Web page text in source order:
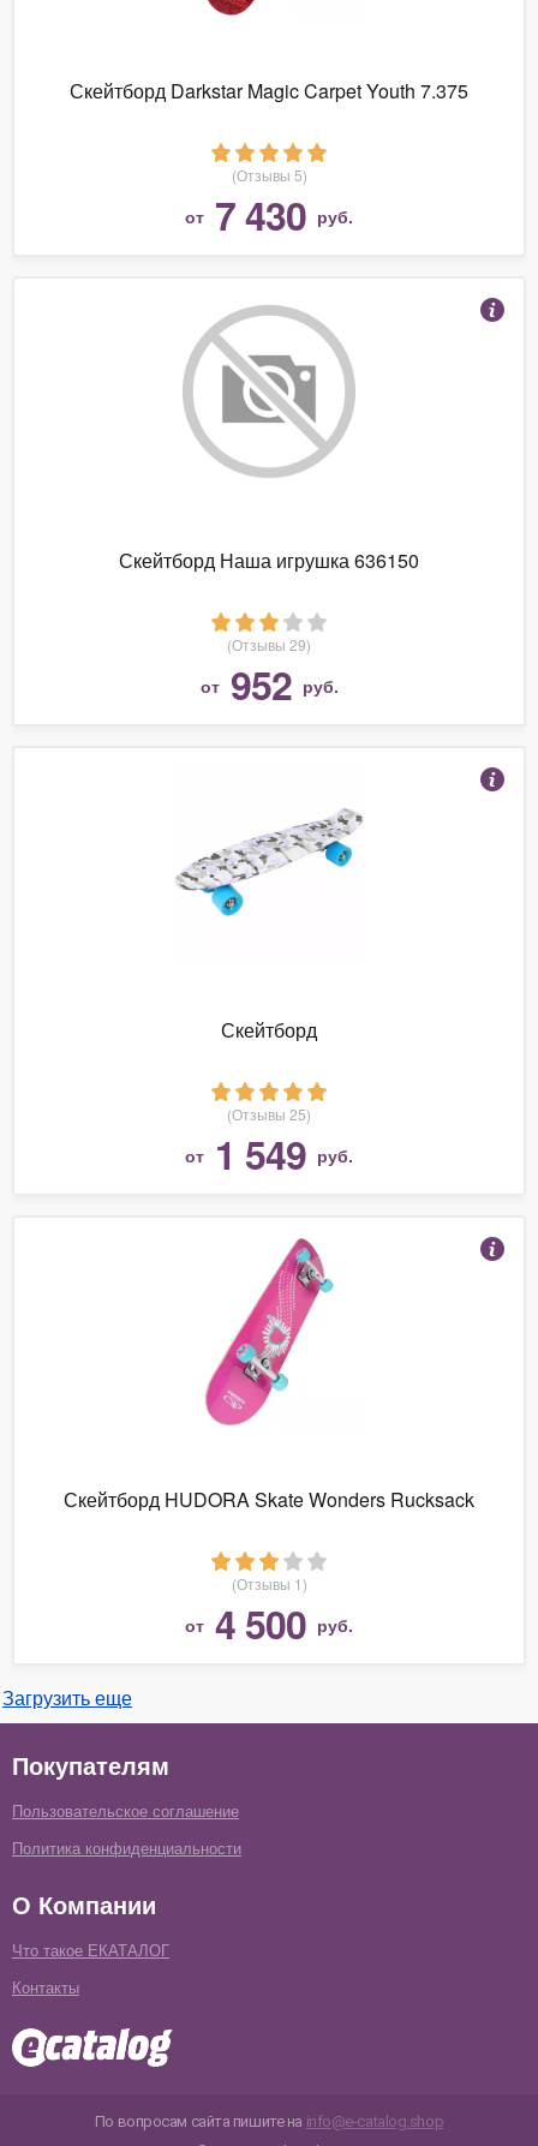
Скейтборд Darkstar Magic Carpet Youth 7.375
(Отзывы 5)
от 7 430 руб.
Скейтборд Наша игрушка 636150
(Отзывы 29)
от 952 руб.
Скейтборд
(Отзывы 25)
от 1 549 руб.
Скейтборд HUDORA Skate Wonders Rucksack
(Отзывы 1)
от 4 500 руб.
Загрузить еще
Покупателям
Пользовательское соглашение
Политика конфиденциальности
О Компании
Что такое ЕКАТАЛОГ
Контакты
По вопросам сайта пишите на info@e-catalog.shop